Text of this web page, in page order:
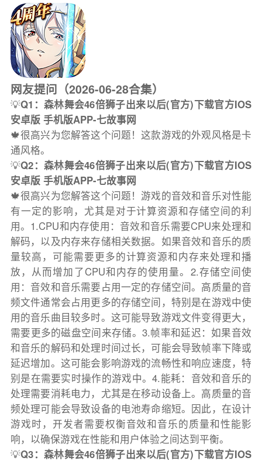
网友提问（2026-06-28合集）
💡Q1：森林舞会46倍狮子出来以后(官方)下载官方IOS
安卓版 手机版APP-七故事网
🍁很高兴为您解答这个问题！这款游戏的外观风格是卡
通风格。
💡Q2：森林舞会46倍狮子出来以后(官方)下载官方IOS
安卓版 手机版APP-七故事网
🍁很高兴为您解答这个问题！游戏的音效和音乐对性能
有一定的影响，尤其是对于计算资源和存储空间的利
用。1.CPU和内存使用：音效和音乐需要CPU来处理和
解码，以及内存来存储相关数据。如果音效和音乐的质
量较高，可能需要更多的计算资源和内存来处理和播
放，从而增加了CPU和内存的使用量。2.存储空间使
用：音效和音乐需要占用一定的存储空间。高质量的音
频文件通常会占用更多的存储空间，特别是在游戏中使
用的音乐曲目较多时。这可能导致游戏文件变得更大，
需要更多的磁盘空间来存储。3.帧率和延迟：如果音效
和音乐的解码和处理时间过长，可能会导致帧率下降或
延迟增加。这可能会影响游戏的流畅性和响应速度，特
别是在需要实时操作的游戏中。4.能耗：音效和音乐的
处理需要消耗电力，尤其是在移动设备上。高质量的音
频处理可能会导致设备的电池寿命缩短。因此，在设计
游戏时，开发者需要权衡音效和音乐的质量和性能影
响，以确保游戏在性能和用户体验之间达到平衡。
💡Q3：森林舞会46倍狮子出来以后(官方)下载官方IOS